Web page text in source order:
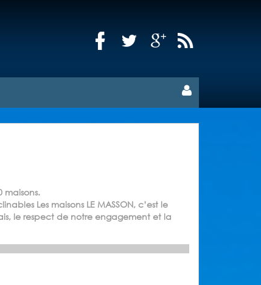
maisons.
Les maisons LE MASSON, c’est le
le respect de notre engagement et la